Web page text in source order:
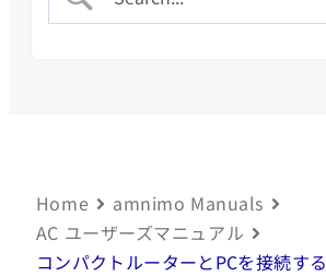
Home
amnimo Manuals
AC ユーザーズマニュアル
コンパクトルーターとPCを接続する